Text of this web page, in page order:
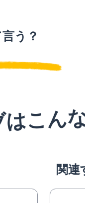
う？
こん
関連